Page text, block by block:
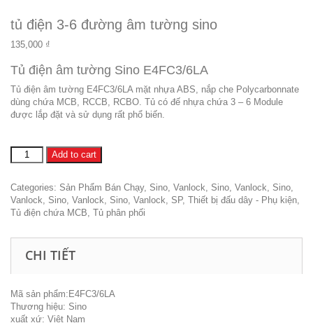
tủ điện 3-6 đường âm tường sino
135,000 ₫
Tủ điện âm tường Sino E4FC3/6LA
Tủ điện âm tường E4FC3/6LA mặt nhựa ABS, nắp che Polycarbonnate
dùng chứa MCB, RCCB, RCBO. Tủ có đế nhựa chứa 3 – 6 Module
được lắp đặt và sử dụng rất phổ biến.
điện
6
đường
âm
sino
quantity
Add to cart
Categories: Sản Phẩm Bán Chạy, Sino, Vanlock, Sino, Vanlock, Sino,
Vanlock, Sino, Vanlock, Sino, Vanlock, SP, Thiết bị đấu dây - Phụ kiện,
Tủ điện chứa MCB, Tủ phân phối
CHI TIẾT
Mã sản phẩm:E4FC3/6LA
Thương hiệu: Sino
xuất xứ: Việt Nam